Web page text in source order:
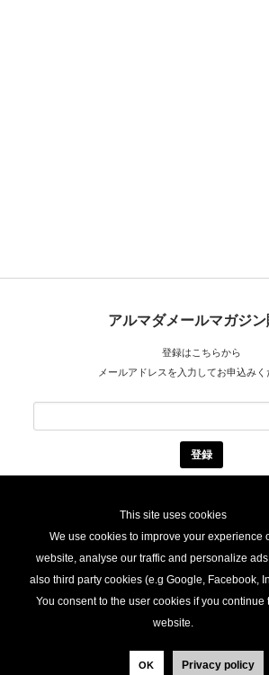
This site uses cookies
We use cookies to improve your experience
website, analyse our traffic and personalize
also third party cookies (e.g Google, Facebook,
You consent to the user cookies if you continue
website.
Privacy policy
OK
アルマダメールマガジ
登録はこちらから
メールアドレスを入力してお申込みく
Location
〒160-0022
東京都新宿区新宿6丁目27番30号 新宿イースト
アメア スポーツ ジャパン株式会社
Mail :